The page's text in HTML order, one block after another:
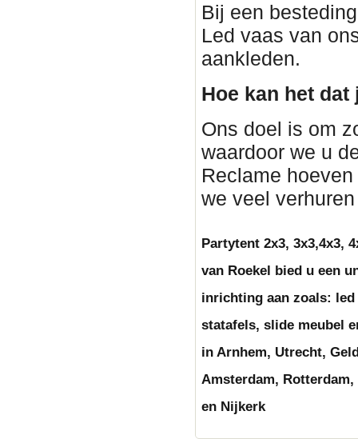
Bij een
Led vaas van
aankleden.
Hoe kan het
Ons doel is om
waardoor we u
Reclame
we veel
Partytent 2x3, 3x3,4x3,
van Roekel bied u een
inrichting aan zoals:
statafels, slide meubel
in Arnhem, Utrecht,
Amsterdam, Rotterdam,
en Nijkerk